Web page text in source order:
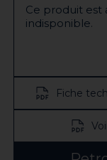
Ce produit
indisponible.
Fiche